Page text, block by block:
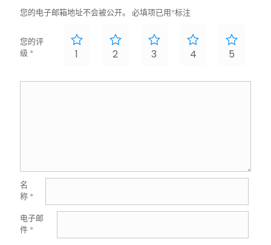
您的电子邮箱地址不会被公开。 必填项已用*标注
您的评
级 * 1 2 3 4 5
名
称 *
电子邮
件 *